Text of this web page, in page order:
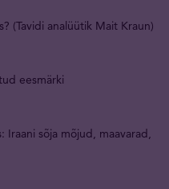
(Tavidi analüütik Mait Kraun)
eesmärki
Iraani sõja mõjud, maavarad,